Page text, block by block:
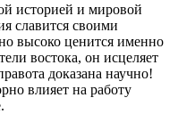
историей и мировой
славится своими
высоко ценится именно
востока, он исцеляет
доказана научно!
влияет на работу